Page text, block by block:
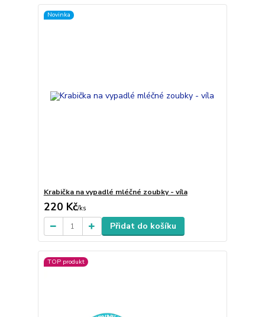
Novinka
Krabička na vypadlé mléčné zoubky - víla
220 Kč/ks
Přidat do košíku
TOP produkt